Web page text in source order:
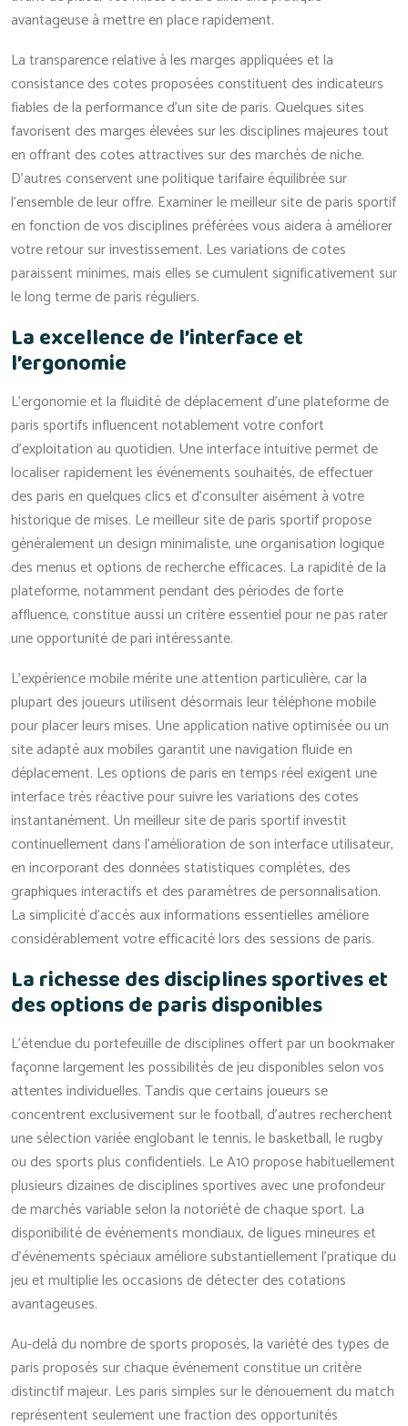
avantageuse à mettre en place rapidement.
La transparence relative à les marges appliquées et la
consistance des cotes proposées constituent des indicateurs
fiables de la performance d’un site de paris. Quelques sites
favorisent des marges élevées sur les disciplines majeures tout
en offrant des cotes attractives sur des marchés de niche.
D’autres conservent une politique tarifaire équilibrée sur
l’ensemble de leur offre. Examiner le meilleur site de paris sportif
en fonction de vos disciplines préférées vous aidera à améliorer
votre retour sur investissement. Les variations de cotes
paraissent minimes, mais elles se cumulent significativement sur
le long terme de paris réguliers.
La excellence de l’interface et
l’ergonomie
L’ergonomie et la fluidité de déplacement d’une plateforme de
paris sportifs influencent notablement votre confort
d’exploitation au quotidien. Une interface intuitive permet de
localiser rapidement les événements souhaités, de effectuer
des paris en quelques clics et d’consulter aisément à votre
historique de mises. Le meilleur site de paris sportif propose
généralement un design minimaliste, une organisation logique
des menus et options de recherche efficaces. La rapidité de la
plateforme, notamment pendant des périodes de forte
affluence, constitue aussi un critère essentiel pour ne pas rater
une opportunité de pari intéressante.
L’expérience mobile mérite une attention particulière, car la
plupart des joueurs utilisent désormais leur téléphone mobile
pour placer leurs mises. Une application native optimisée ou un
site adapté aux mobiles garantit une navigation fluide en
déplacement. Les options de paris en temps réel exigent une
interface très réactive pour suivre les variations des cotes
instantanément. Un meilleur site de paris sportif investit
continuellement dans l’amélioration de son interface utilisateur,
en incorporant des données statistiques complètes, des
graphiques interactifs et des paramètres de personnalisation.
La simplicité d’accès aux informations essentielles améliore
considérablement votre efficacité lors des sessions de paris.
La richesse des disciplines sportives et
des options de paris disponibles
L’étendue du portefeuille de disciplines offert par un bookmaker
façonne largement les possibilités de jeu disponibles selon vos
attentes individuelles. Tandis que certains joueurs se
concentrent exclusivement sur le football, d’autres recherchent
une sélection variée englobant le tennis, le basketball, le rugby
ou des sports plus confidentiels. Le A10 propose habituellement
plusieurs dizaines de disciplines sportives avec une profondeur
de marchés variable selon la notoriété de chaque sport. La
disponibilité de événements mondiaux, de ligues mineures et
d’événements spéciaux améliore substantiellement l’pratique du
jeu et multiplie les occasions de détecter des cotations
avantageuses.
Au-delà du nombre de sports proposés, la variété des types de
paris proposés sur chaque événement constitue un critère
distinctif majeur. Les paris simples sur le dénouement du match
représentent seulement une fraction des opportunités